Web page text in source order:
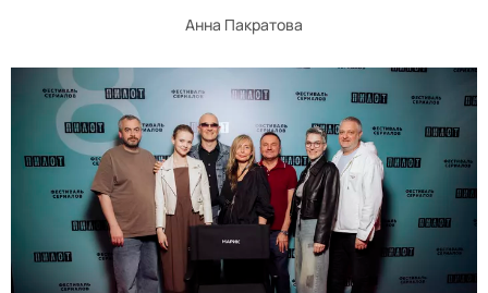
Анна Пакратова